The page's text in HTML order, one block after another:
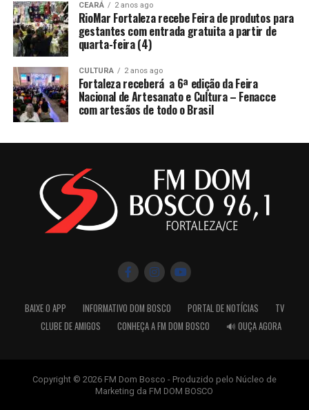
CEARÁ 2 anos ago
RioMar Fortaleza recebe Feira de produtos para
gestantes com entrada gratuita a partir de
quarta-feira (4)
CULTURA 2 anos ago
Fortaleza receberá a 6ª edição da Feira
Nacional de Artesanato e Cultura – Fenacce
com artesãos de todo o Brasil
BAIXE O APP INFORMATIVO DOM BOSCO PORTAL DE NOTÍCIAS
TV
CLUBE DE AMIGOS
CONHEÇA A FM DOM BOSCO 🔊 OUÇA AGORA
Copyright © 2026 FM Dom Bosco - Produzido pelo Núcleo de
Marketing da FM DOM BOSCO